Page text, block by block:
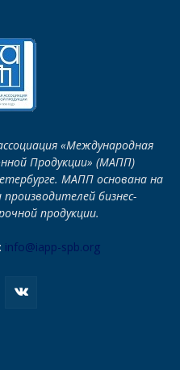
«Международная
Продукции» (МАПП)
МАПП основана на
бизнес-
продукции.
info@iapp-spb.org